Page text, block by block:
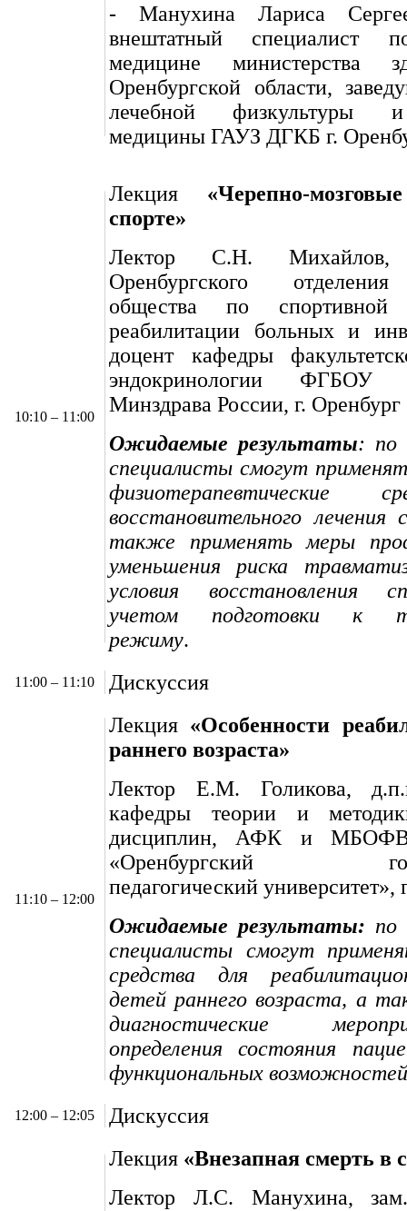
- Манухина Лариса
внештатный специалист
медицине министерства
Оренбургской области,
лечебной физкультуры
медицины ГАУЗ ДГКБ г.
10:10 – 11:00
Лекция «Черепно-
спорте»
Лектор С.Н. Михайлов,
Оренбургского
общества по
реабилитации больных и
доцент кафедры
эндокринологии
Минздрава России, г. Оренбург
Ожидаемые результаты: по
специалисты смогут
физиотерапевтические
восстановительного лечения
также применять меры
уменьшения риска
условия восстановления
учетом подготовки к
режиму.
11:00 – 11:10 Дискуссия
11:10 – 12:00
Лекция «Особенности
раннего возраста»
Лектор Е.М. Голикова,
кафедры теории и
дисциплин, АФК и
«Оренбургский
педагогический университет»,
Ожидаемые результаты: по
специалисты смогут
средства для
детей раннего возраста, а
диагностические
определения состояния
функциональных
12:00 – 12:05 Дискуссия
Лекция «Внезапная смерть в
Лектор Л.С. Манухина, зам.